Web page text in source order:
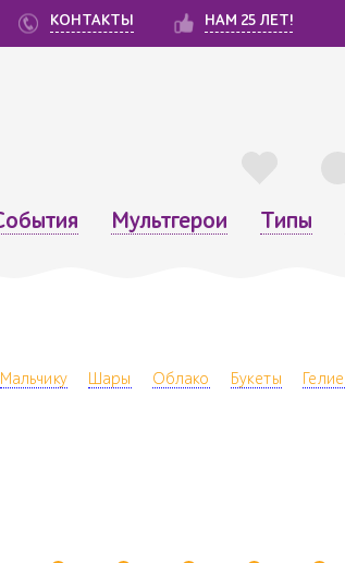
КОНТАКТЫ НАМ 25 ЛЕТ!
Мультгерои Типы
Мальчику Шары Облако Букеты